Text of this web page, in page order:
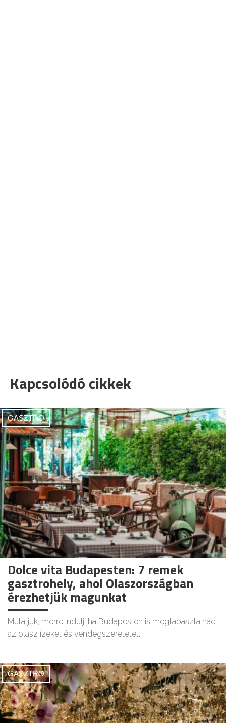
Kapcsolódó cikkek
GASZTRO
Dolce vita Budapesten: 7 remek
gasztrohely, ahol Olaszországban
érezhetjük magunkat
Mutatjuk, merre indulj, ha Budapesten is megtapasztalnád
az olasz ízeket és vendégszeretetet.
GASZTRO